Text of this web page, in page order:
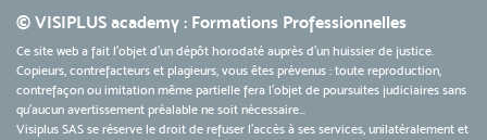
© VISIPLUS academy : Formations Professionnelles
Ce site web a fait l'objet d'un dépôt horodaté auprès d'un huissier de justice.
Copieurs, contrefacteurs et plagieurs, vous êtes prévenus : toute reproduction,
contrefaçon ou imitation même partielle fera l'objet de poursuites judiciaires sans
qu’aucun avertissement préalable ne soit nécessaire...
Visiplus SAS se réserve le droit de refuser l'accès à ses services, unilatéralement et